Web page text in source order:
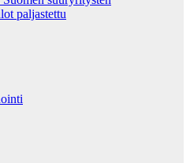
paljastettu